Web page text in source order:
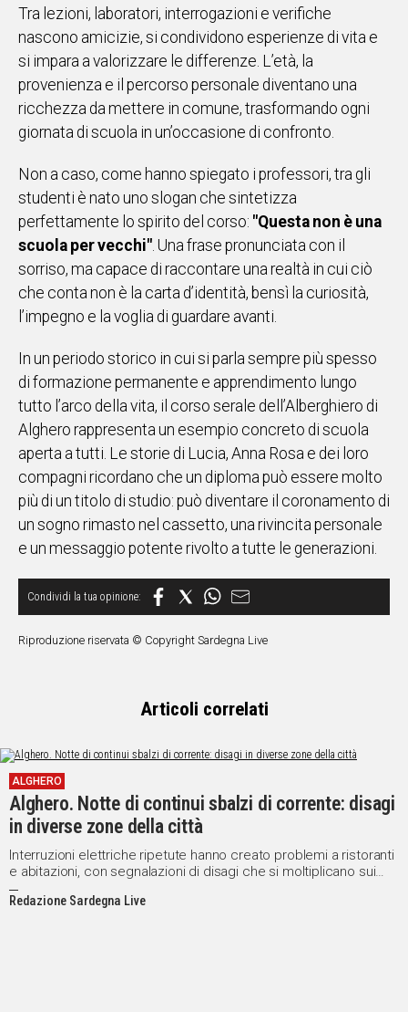
Tra lezioni, laboratori, interrogazioni e verifiche
nascono amicizie, si condividono esperienze di vita e
si impara a valorizzare le differenze. L’età, la
provenienza e il percorso personale diventano una
ricchezza da mettere in comune, trasformando ogni
giornata di scuola in un’occasione di confronto.
Non a caso, come hanno spiegato i professori, tra gli
studenti è nato uno slogan che sintetizza
perfettamente lo spirito del corso: "Questa non è una
scuola per vecchi". Una frase pronunciata con il
sorriso, ma capace di raccontare una realtà in cui ciò
che conta non è la carta d’identità, bensì la curiosità,
l’impegno e la voglia di guardare avanti.
In un periodo storico in cui si parla sempre più spesso
di formazione permanente e apprendimento lungo
tutto l’arco della vita, il corso serale dell’Alberghiero di
Alghero rappresenta un esempio concreto di scuola
aperta a tutti. Le storie di Lucia, Anna Rosa e dei loro
compagni ricordano che un diploma può essere molto
più di un titolo di studio: può diventare il coronamento di
un sogno rimasto nel cassetto, una rivincita personale
e un messaggio potente rivolto a tutte le generazioni.
Riproduzione riservata © Copyright Sardegna Live
Articoli correlati
ALGHERO
Alghero. Notte di continui sbalzi di corrente: disagi
in diverse zone della città
Interruzioni elettriche ripetute hanno creato problemi a ristoranti
e abitazioni, con segnalazioni di disagi che si moltiplicano sui
social
Redazione Sardegna Live